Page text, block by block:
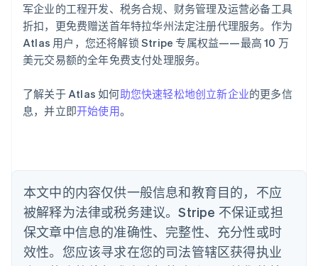
军企业的工程开发、税务合规、财务管理及运营必备工具
折扣，更免费赠送首年特拉华州法定注册代理服务。作为
Atlas 用户，您还将解锁 Stripe 专属权益——最高 10 万
美元交易额的全年免费支付处理服务。
了解关于 Atlas 如何助您快速轻松地创立新企业的更多信
息，并立即开始使用。
本文中的内容仅供一般信息和教育目的，不应
被解释为法律或税务建议。Stripe 不保证或担
保文章中信息的准确性、完整性、充分性或时
效性。您应该寻求在您的司法管辖区获得执业
爱沙尼亚
English
奥地利
Deutsch English
澳大利亚
巴西
PortuguêsEnglish
English
丹麦
English
德国
DeutschEnglish